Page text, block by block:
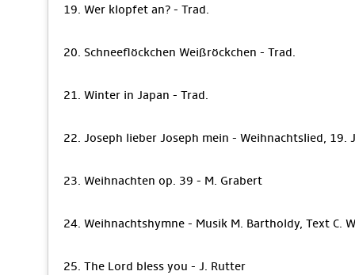
19. Wer klopfet an? - Trad.
20. Schneeflöckchen Weißröckchen - Trad.
21. Winter in Japan - Trad.
22. Joseph lieber Joseph mein - Weihnachtslied, 19.
23. Weihnachten op. 39 - M. Grabert
24. Weihnachtshymne - Musik M. Bartholdy, Text C.
25. The Lord bless you - J. Rutter